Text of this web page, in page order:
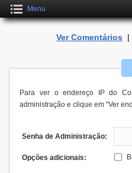
Menu
Ver Comentários |
Para ver o endereço IP do
administração e clique em "Ver
Senha de Administração:
Opções adicionais: